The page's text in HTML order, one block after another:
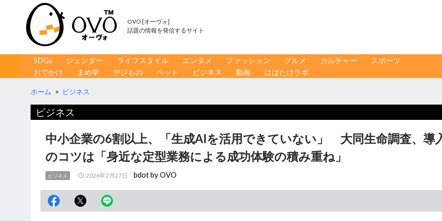
OVO [オーヴォ]
話題の情報を発信するサイト
コンテンツへ移動
SDGs ジェンダー ライフスタイル エンタメ ファッション グルメ カルチャー
スポーツ
おでかけ
まめ学 デジもの ペット ビジネス 動画 はばたけラボ
ホーム > ビジネス
ビジネス
中小企業の6割以上、「生成AIを活用できていない」 大同生命調査、導
のコツは「身近な定型業務による成功体験の積み重ね」
ビジネス 2026年2月27日 bdot by OVO